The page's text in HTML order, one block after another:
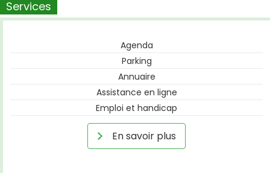
Services
Agenda
Parking
Annuaire
Assistance en ligne
Emploi et handicap
En savoir plus